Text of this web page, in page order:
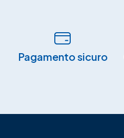
Pagamento sicuro​